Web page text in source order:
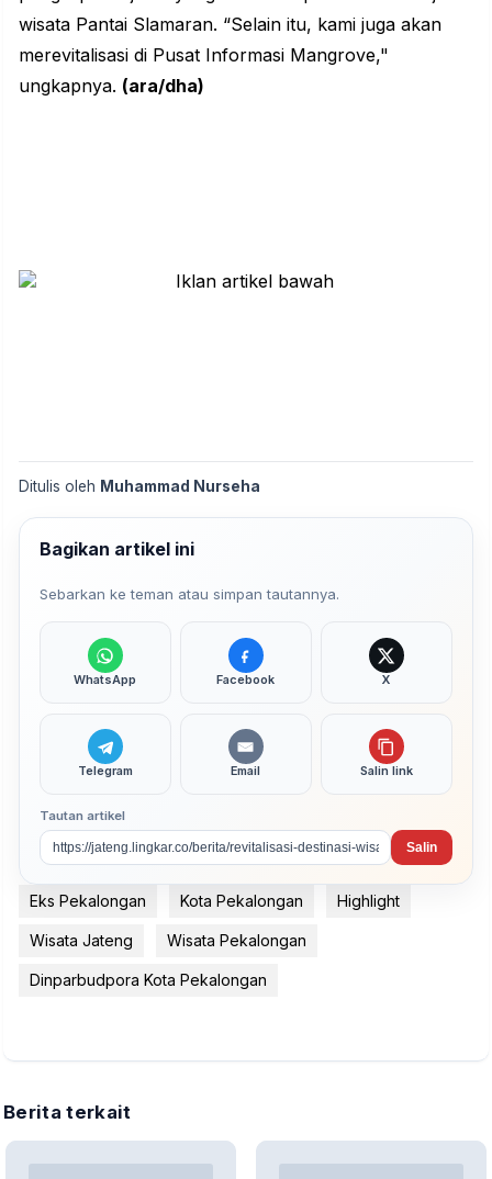
wisata Pantai Slamaran. “Selain itu, kami juga akan
merevitalisasi di Pusat Informasi Mangrove,"
ungkapnya. (ara/dha)
Ditulis oleh Muhammad Nurseha
Bagikan artikel ini
Sebarkan ke teman atau simpan tautannya.
WhatsApp Facebook X
Telegram Email Salin link
Tautan artikel
Salin
Eks Pekalongan Kota Pekalongan Highlight
Wisata Jateng Wisata Pekalongan
Dinparbudpora Kota Pekalongan
Berita terkait